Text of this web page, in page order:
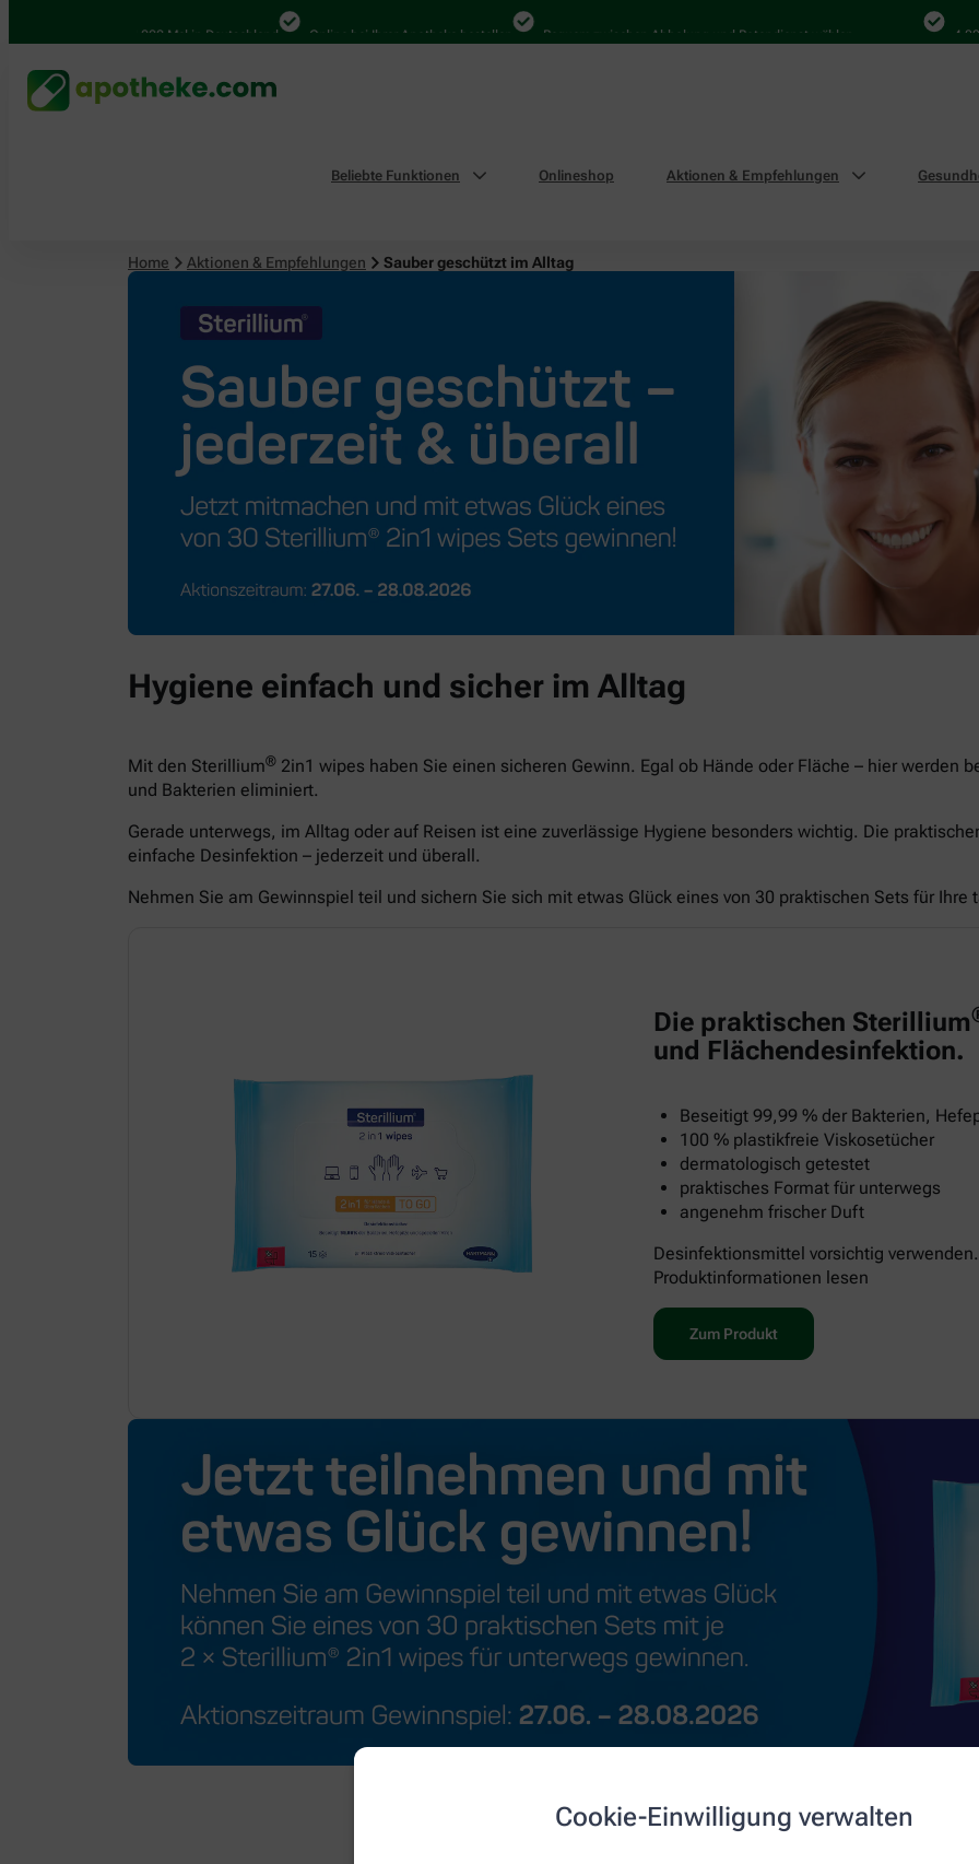
Cookie-Einwilligung verwalten
4.000 Mal in Deutschland Online bei Ihrer Apotheke bestellen Bequem zwischen Abholung und Botendienst wählen 4.000
Beliebte Funktionen Onlineshop Aktionen & Empfehlungen
Home Aktionen & Empfehlungen Sauber geschützt im Alltag
Hygiene einfach und sicher im Alltag
Mit den Sterillium® 2in1 wipes haben Sie einen sicheren Gewinn. Egal ob Hände oder Fläche – hier werden
und Bakterien eliminiert.
Gerade unterwegs, im Alltag oder auf Reisen ist eine zuverlässige Hygiene besonders wichtig. Die
einfache Desinfektion – jederzeit und überall.
Nehmen Sie am Gewinnspiel teil und sichern Sie sich mit etwas Glück eines von 30 praktischen Sets für Ihre
Die praktischen Sterillium
und Flächendesinfektion.
Beseitigt 99,99 % der Bakterien,
100 % plastikfreie Viskosetücher
dermatologisch getestet
praktisches Format für unterwegs
angenehm frischer Duft
Desinfektionsmittel vorsichtig
Produktinformationen lesen
Zum Produkt